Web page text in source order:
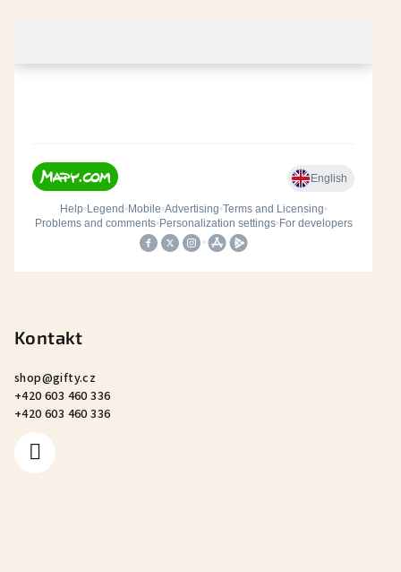
Kontakt
shop@gifty.cz
+420 603 460 336
+420 603 460 336